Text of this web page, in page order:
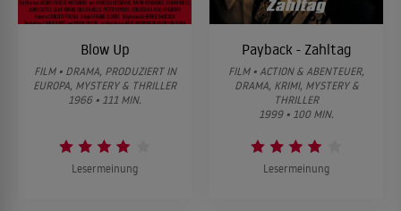
Blow Up
FILM • DRAMA, PRODUZIERT IN
EUROPA, MYSTERY & THRILLER
1966 • 111 MIN.
Lesermeinung
Payback - Zahltag
FILM • ACTION & ABENTEUER,
DRAMA, KRIMI, MYSTERY &
THRILLER
1999 • 100 MIN.
Lesermeinung